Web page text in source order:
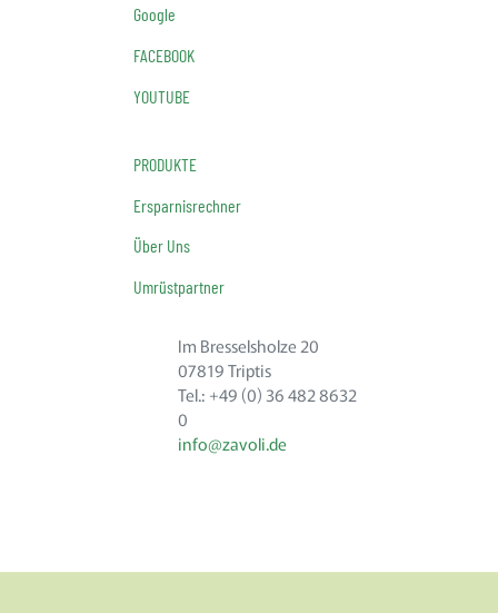
Google
FACEBOOK
YOUTUBE
PRODUKTE
Ersparnisrechner
Über Uns
Umrüstpartner
Im Bresselsholze 20
07819 Triptis
Tel.: +49 (0) 36 482 8632
0
info@zavoli.de